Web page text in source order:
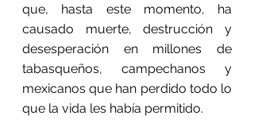
que, hasta este momento, ha
causado muerte, destrucción y
desesperación en millones de
tabasqueños, campechanos y
mexicanos que han perdido todo lo
que la vida les había permitido.